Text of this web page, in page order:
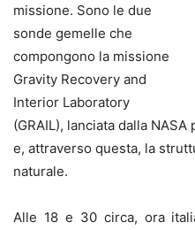
missione. Sono le due
sonde gemelle che
compongono la missione
Gravity Recovery and
Interior Laboratory
(GRAIL), lanciata dalla
e, attraverso questa, la
naturale.
Alle 18 e 30 circa, ora